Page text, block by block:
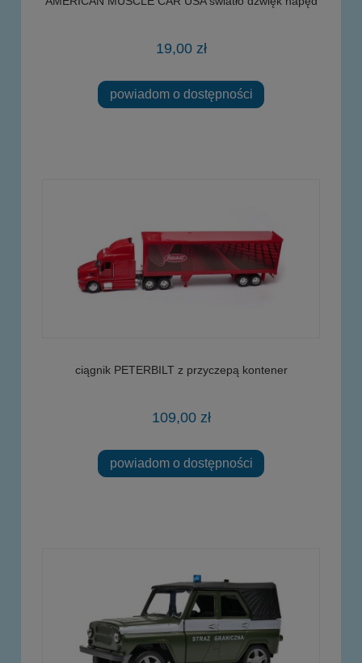
19,00 zł
powiadom o dostępności
ciągnik PETERBILT z przyczepą kontener
109,00 zł
powiadom o dostępności